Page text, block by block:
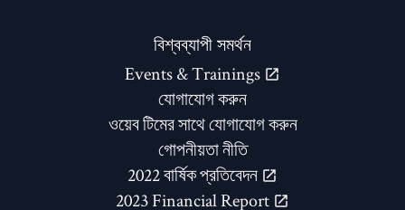
বিশ্বব্যাপী সমর্থন
Events & Trainings
যোগাযোগ করুন
ওয়েব টিমের সাথে যোগাযোগ করুন
গোপনীয়তা নীতি
2022 বার্ষিক প্রতিবেদন
2023 Financial Report